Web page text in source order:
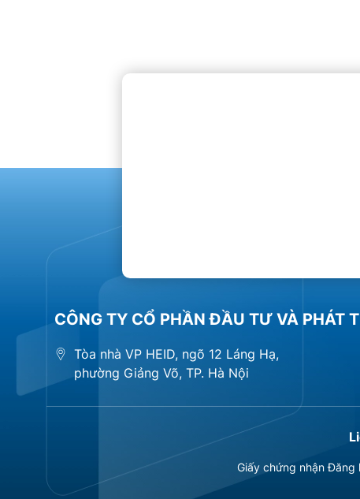
CÔNG TY CỔ PHẦN ĐẦU TƯ VÀ PHÁT
Tòa nhà VP HEID, ngõ 12 Láng Hạ,
phường Giảng Võ, TP. Hà Nội
Giấy chứng nhận Đăng